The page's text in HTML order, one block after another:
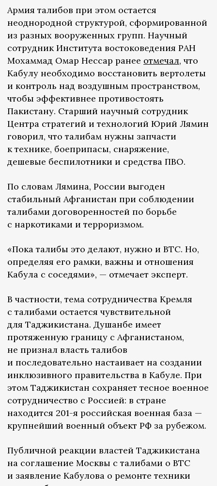
Армия талибов при этом остается
неоднородной структурой, сформированной
из разных вооруженных групп. Научный
сотрудник Института востоковедения РАН
Мохаммад Омар Нессар ранее отмечал, что
Кабулу необходимо восстановить вертолеты
и контроль над воздушным пространством,
чтобы эффективнее противостоять
Пакистану. Старший научный сотрудник
Центра стратегий и технологий Юрий Лямин
говорил, что талибам нужны запчасти
к технике, боеприпасы, снаряжение,
дешевые беспилотники и средства ПВО.
По словам Лямина, России выгоден
стабильный Афганистан при соблюдении
талибами договоренностей по борьбе
с наркотиками и терроризмом.
«Пока талибы это делают, нужно и ВТС. Но,
определяя его рамки, важны и отношения
Кабула с соседями», — отмечает эксперт.
В частности, тема сотрудничества Кремля
с талибами остается чувствительной
для Таджикистана. Душанбе имеет
протяженную границу с Афганистаном,
не признал власть талибов
и последовательно настаивает на создании
инклюзивного правительства в Кабуле. При
этом Таджикистан сохраняет тесное военное
сотрудничество с Россией: в стране
находится 201-я российская военная база —
крупнейший военный объект РФ за рубежом.
Публичной реакции властей Таджикистана
на соглашение Москвы с талибами о ВТС
и заявление Кабулова о ремонте техники